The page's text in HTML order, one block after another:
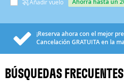
Añadir vuelo ahorra hasta un
¡Reserva ahora con el mejor
Cancelación GRATUITAen la
BÚSQUEDAS